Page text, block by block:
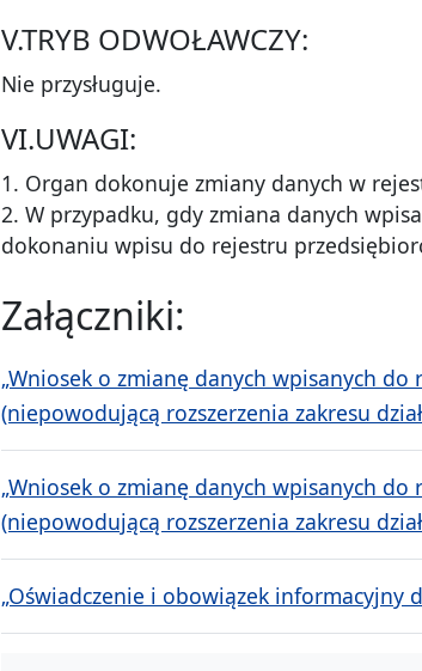
V.TRYB ODWOŁAWCZY:
Nie przysługuje.
VI.UWAGI:
1. Organ dokonuje zmiany danych w
2. W przypadku, gdy zmiana danych
dokonaniu wpisu do rejestru
Załączniki:
„Wniosek o zmianę danych wpisanych
(niepowodującą rozszerzenia zakresu
„Wniosek o zmianę danych wpisanych
(niepowodującą rozszerzenia zakresu
„Oświadczenie i obowiązek informacyjny